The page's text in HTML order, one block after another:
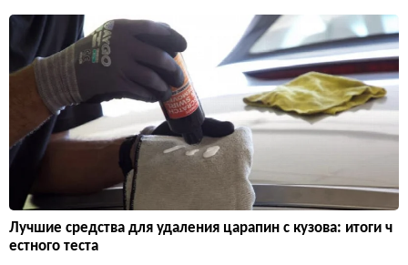
Лучшие средства для удаления царапин с кузова: итоги ч
естного теста